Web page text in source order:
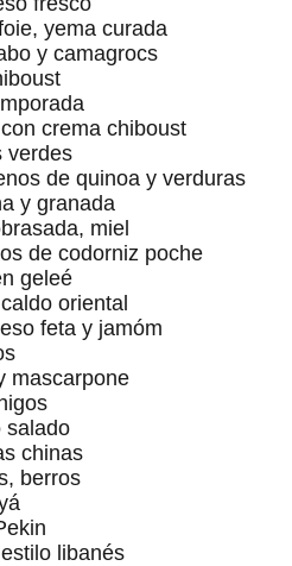
yema curada
y camagrocs
crema chiboust
verdes
de quinoa y verduras
y granada
miel
de codorniz poche
geleé
oriental
feta y jamóm
mascarpone
salado
chinas
berros
libanés